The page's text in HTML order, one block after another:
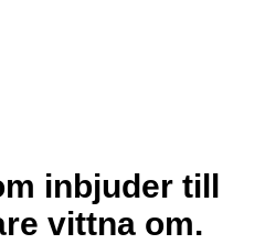
inbjuder till
vittna om.